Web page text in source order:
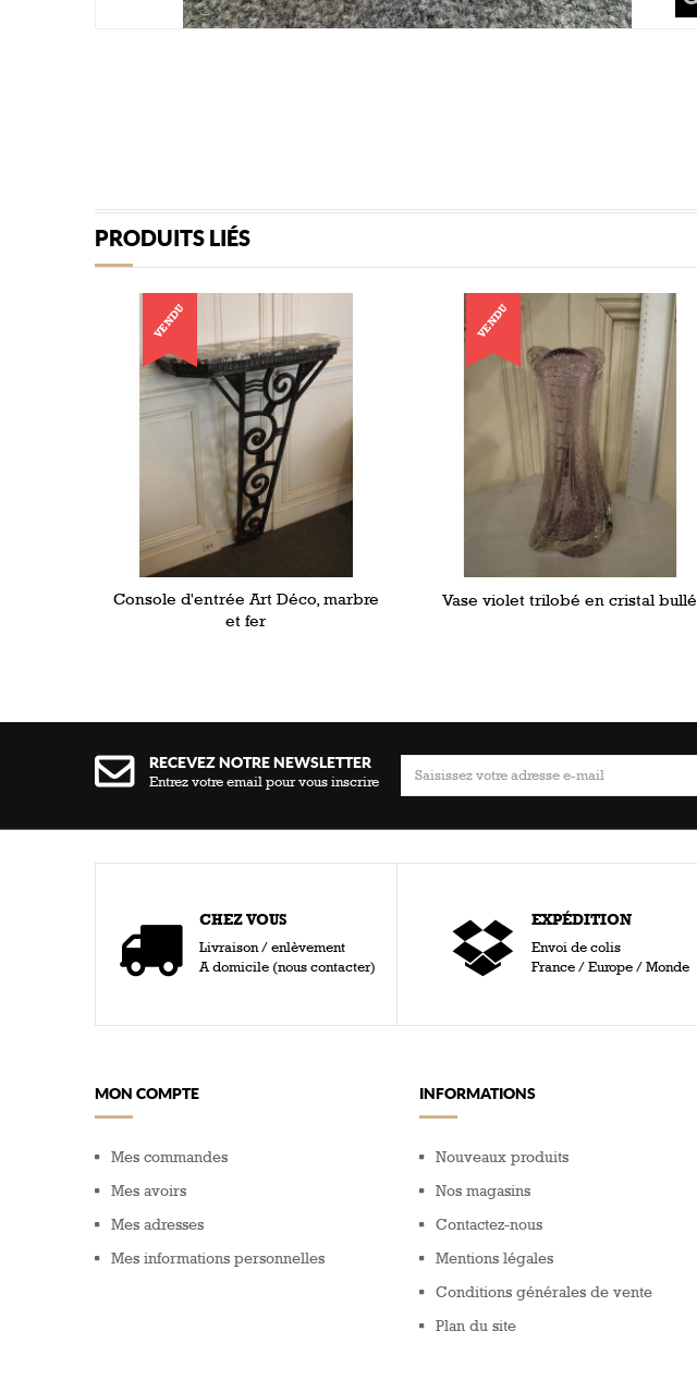
PRODUITS LIÉS
VENDU
Console d'entrée Art Déco, marbre
et fer
VENDU
Vase violet trilobé en cristal bullé
RECEVEZ NOTRE NEWSLETTER
Entrez votre email pour vous inscrire
CHEZ VOUS
Livraison / enlèvement
A domicile (nous contacter)
EXPÉDITION
Envoi de colis
France / Europe / Monde
MON COMPTE
Mes commandes
Mes avoirs
Mes adresses
Mes informations personnelles
INFORMATIONS
Nouveaux produits
Nos magasins
Contactez-nous
Mentions légales
Conditions générales de vente
Plan du site